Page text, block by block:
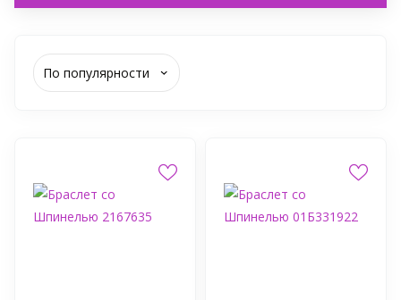
По популярности